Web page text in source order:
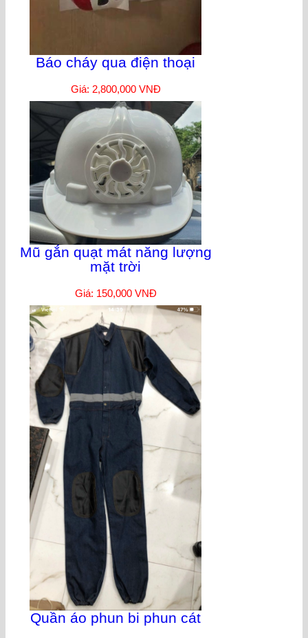
Báo cháy qua điện thoại
Giá: 2,800,000 VNĐ
Mũ gắn quạt mát năng lượng
mặt trời
Giá: 150,000 VNĐ
Quần áo phun bi phun cát